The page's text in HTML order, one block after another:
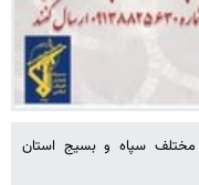
سپاه و بسیج استان